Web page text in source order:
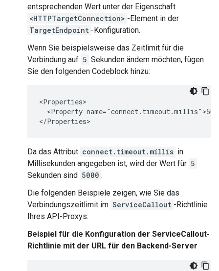
entsprechenden Wert unter der Eigenschaft
<HTTPTargetConnection> -Element in der
TargetEndpoint -Konfiguration.
Wenn Sie beispielsweise das Zeitlimit für die
Verbindung auf 5 Sekunden ändern möchten, fügen
Sie den folgenden Codeblock hinzu:
<Properties>
<Property
</Properties>
Da das Attribut connect.timeout.millis in
Millisekunden angegeben ist, wird der Wert für 5
Sekunden sind 5000 .
Die folgenden Beispiele zeigen, wie Sie das
Verbindungszeitlimit im ServiceCallout -Richtlinie
Ihres API-Proxys:
Beispiel für die Konfiguration der ServiceCallout-
Richtlinie mit der URL für den Backend-Server